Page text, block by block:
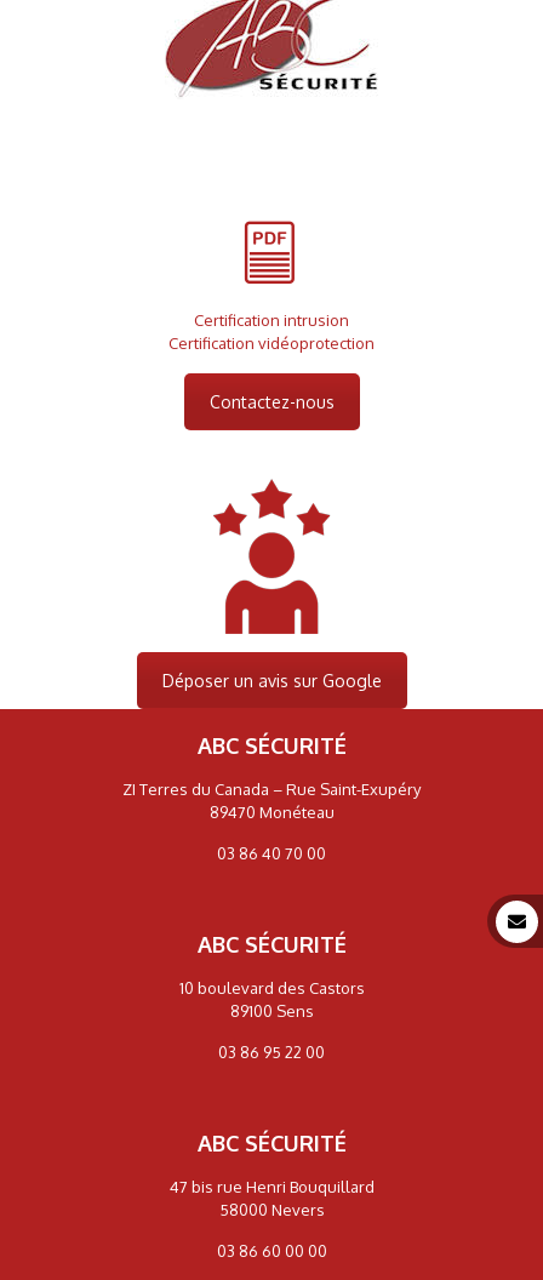
Certification intrusion
Certification vidéoprotection
Contactez-nous
Déposer un avis sur Google
ABC SÉCURITÉ
ZI Terres du Canada – Rue Saint-Exupéry
89470 Monéteau
03 86 40 70 00
ABC SÉCURITÉ
10 boulevard des Castors
89100 Sens
03 86 95 22 00
ABC SÉCURITÉ
47 bis rue Henri Bouquillard
58000 Nevers
03 86 60 00 00